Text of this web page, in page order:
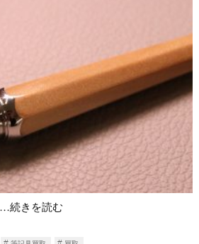
…続きを読む